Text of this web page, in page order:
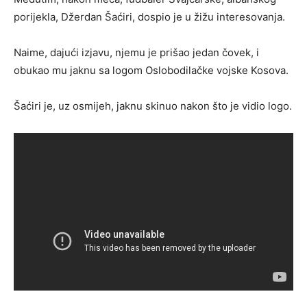
porijekla, Džerdan Šaćiri, dospio je u žižu interesovanja.
Naime, dajući izjavu, njemu je prišao jedan čovek, i
obukao mu jaknu sa logom Oslobodilačke vojske Kosova.
Šaćiri je, uz osmijeh, jaknu skinuo nakon što je vidio logo.